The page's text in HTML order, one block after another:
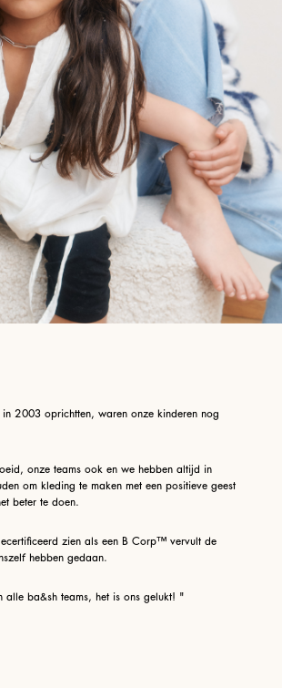
in 2003 oprichtten, waren onze kinderen nog
onze teams ook en we hebben altijd in
om kleding te maken met een positieve geest
beter te doen.
zien als een B Corp™ vervult de
hebben gedaan.
alle ba&sh teams, het is ons gelukt! "